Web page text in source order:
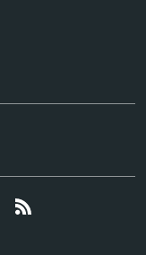
Telegram